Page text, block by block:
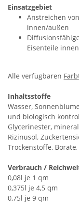
Einsatzgebiet
Anstreichen
innen/außen
Eisenteile
Alle verfügbaren
Inhaltsstoffe
Wasser,
und biologisch
Glycerinester,
Rizinusöl,
Trockenstoffe,
Verbrauch /
0,08l je 1 qm
0,375l je 4,5 qm
0,75l je 9 qm